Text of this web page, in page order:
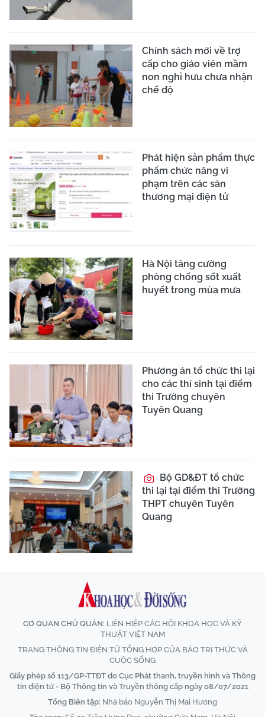
Chính sách mới về trợ
cấp cho giáo viên mầm
non nghỉ hưu chưa nhận
chế độ
Phát hiện sản phẩm thực
phẩm chức năng vi
phạm trên các sàn
thương mại điện tử
Hà Nội tăng cường
phòng chống sốt xuất
huyết trong mùa mưa
Phương án tổ chức thi lại
cho các thí sinh tại điểm
thi Trường chuyên
Tuyên Quang
Bộ GD&ĐT tổ chức
thi lại tại điểm thi Trường
THPT chuyên Tuyên
Quang
CƠ QUAN CHỦ QUẢN: LIÊN HIỆP CÁC HỘI KHOA HỌC VÀ KỸ
THUẬT VIỆT NAM
TRANG THÔNG TIN ĐIỆN TỬ TỔNG HỢP CỦA BÁO TRI THỨC VÀ
CUỘC SỐNG
Giấy phép số 113/GP-TTĐT do Cục Phát thanh, truyền hình và Thông
tin điện tử - Bộ Thông tin và Truyền thông cấp ngày 08/07/2021
Tổng Biên tập: Nhà báo Nguyễn Thị Mai Hương